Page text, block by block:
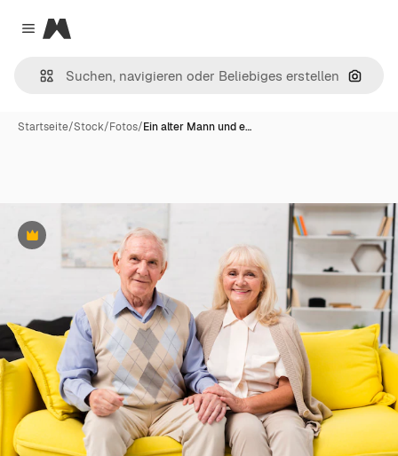
Close menu
Magnific
Nach
Startseite/Stock/Fotos/Ein alter Mann und e…
Premium